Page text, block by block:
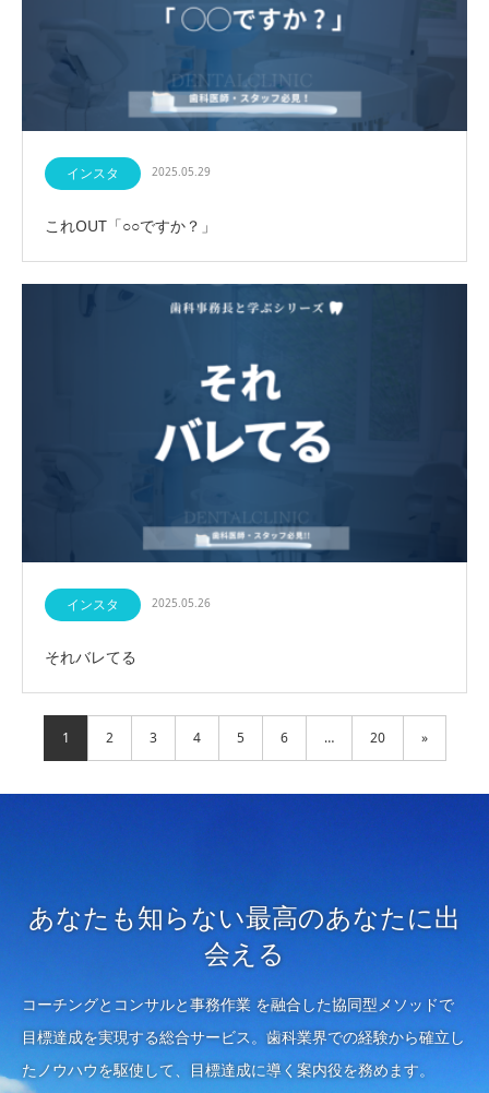
インスタ 2025.05.29
これOUT「○○ですか？」
インスタ 2025.05.26
それバレてる
1 2 3 4 5 6 … 20 »
あなたも知らない最高のあなたに出
会える
コーチングとコンサルと事務作業 を融合した協同型メソッドで
目標達成を実現する総合サービス。歯科業界での経験から確立し
たノウハウを駆使して、目標達成に導く案内役を務めます。